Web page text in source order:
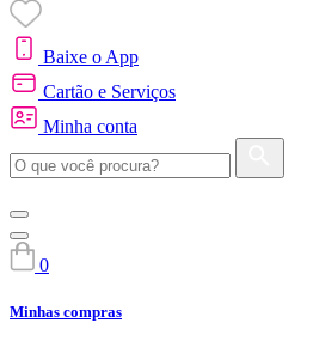
Baixe o App
Cartão e Serviços
Minha conta
0
Minhas compras